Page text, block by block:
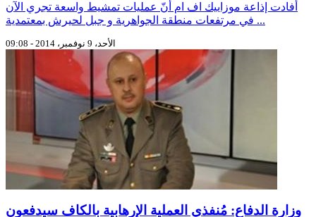
أفادت إذاعة موزاييك اف ام أنّ عمليات تمشيط واسعة تجري الآن
في مرتفعات منطقة الجواهرية و جبل لحيرش بمعتمدية ...
الأحد، 9 نوفمبر، 2014 - 09:08
وزارة الدفاع: مُنفذي العملية الإرهابية بالكاف سيدفعون